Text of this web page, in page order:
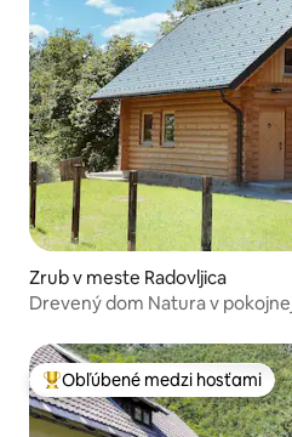
Zrub v meste Radovljica
Drevený dom Natura v
Najobľúbenejšie medzi hosťami
Obľúbené medzi hosťami